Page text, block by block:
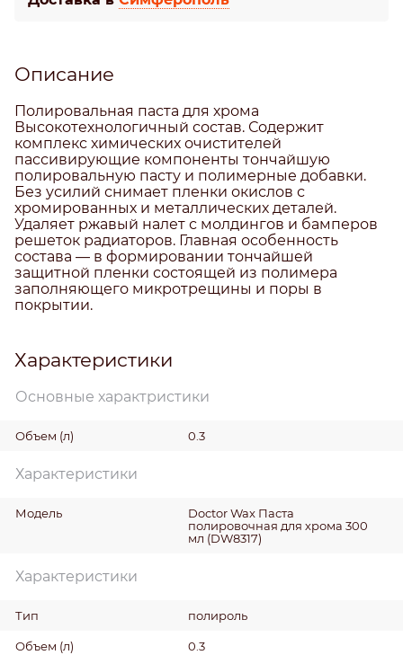
Описание
Полировальная паста для хрома
Высокотехнологичный состав. Содержит
комплекс химических очистителей
пассивирующие компоненты тончайшую
полировальную пасту и полимерные добавки.
Без усилий снимает пленки окислов с
хромированных и металлических деталей.
Удаляет ржавый налет с молдингов и бамперов
решеток радиаторов. Главная особенность
состава — в формировании тончайшей
защитной пленки состоящей из полимера
заполняющего микротрещины и поры в
покрытии.
Характеристики
Основные характристики
Объем (л) 0.3
Характеристики
Модель
Doctor Wax Паста
полировочная для хрома 300
мл (DW8317)
Характеристики
Тип полироль
Объем (л) 0.3